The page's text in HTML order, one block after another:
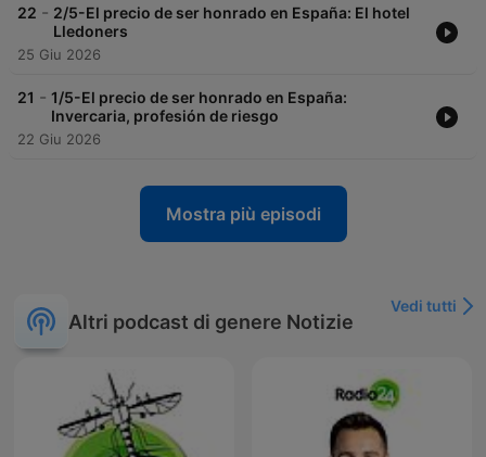
22 - 2/5-El precio de ser honrado en España: El hotel
Lledoners
25 Giu 2026
21 - 1/5-El precio de ser honrado en España:
Invercaria, profesión de riesgo
22 Giu 2026
Mostra più episodi
Altri podcast di genere Notizie
Vedi tutti